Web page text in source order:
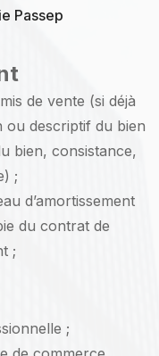
Passep
de vente (si déjà
ou descriptif du bien
bien, consistance,
;
d’amortissement
du contrat de
;
;